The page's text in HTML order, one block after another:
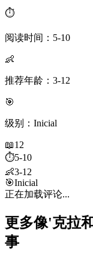
⏱️
阅读时间：5-10
👶
推荐年龄：3-12
🎯
级别：Inicial
📖12
⏱️5-10
👶3-12
🎯Inicial
正在加载评论...
更多像'克拉
事